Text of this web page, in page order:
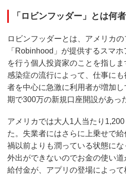
「ロビンフッダー」とは何
ロビンフッダーとは、アメリカ
「Robinhood」が提供するスマ
を行う個人投資家のことを指し
感染症の流行によって、仕事に
者を中心に急激に利用者が増加
期で300万の新規口座開設があっ
アメリカでは大人1人当たり
た。失業者にはさらに上乗せで
禍以前よりも潤っている状態に
外出ができないのでお金の使い
給付金が、アプリの登場によっ